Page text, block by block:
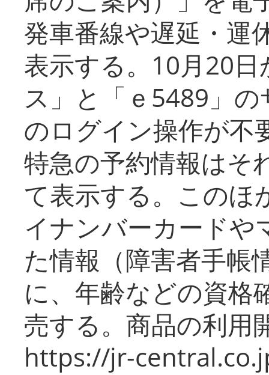
発車番線や遅延・運
表示する。10月20
ス」と「ｅ5489」
のログイン操作が不
特急の予約情報はそ
て表示する。このほ
イナンバーカードや
た情報（障害者手帳
に、年齢などの資格
売する。商品の利用
https://jr-